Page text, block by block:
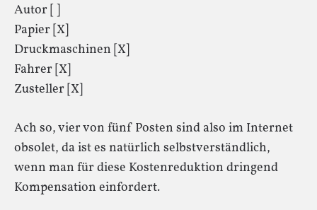
Autor [ ]
Papier [X]
Druckmaschinen [X]
Fahrer [X]
Zusteller [X]
Ach so, vier von fünf Posten sind also im Internet
obsolet, da ist es natürlich selbstverständlich,
wenn man für diese Kostenreduktion dringend
Kompensation einfordert.